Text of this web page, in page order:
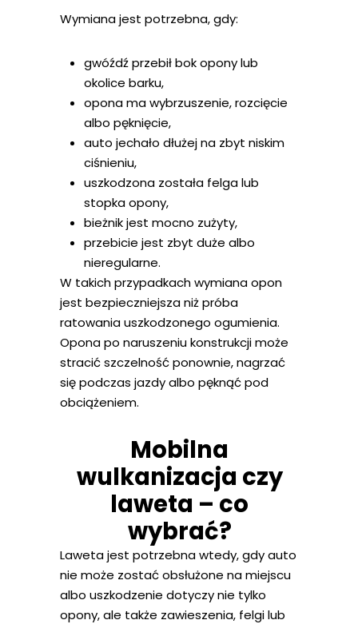
Wymiana jest potrzebna, gdy:
gwóźdź przebił bok opony lub
okolice barku,
opona ma wybrzuszenie, rozcięcie
albo pęknięcie,
auto jechało dłużej na zbyt niskim
ciśnieniu,
uszkodzona została felga lub
stopka opony,
bieżnik jest mocno zużyty,
przebicie jest zbyt duże albo
nieregularne.
W takich przypadkach wymiana opon
jest bezpieczniejsza niż próba
ratowania uszkodzonego ogumienia.
Opona po naruszeniu konstrukcji może
stracić szczelność ponownie, nagrzać
się podczas jazdy albo pęknąć pod
obciążeniem.
Mobilna
wulkanizacja czy
laweta – co
wybrać?
Laweta jest potrzebna wtedy, gdy auto
nie może zostać obsłużone na miejscu
albo uszkodzenie dotyczy nie tylko
opony, ale także zawieszenia, felgi lub